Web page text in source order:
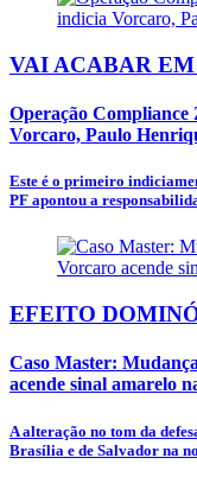
VAI ACABAR
Operação
Vorcaro, Paulo
Este é o primeiro
PF apontou a
EFEITO
Caso Master:
acende sinal amarelo
A alteração no tom da
Brasília e de Salvador na